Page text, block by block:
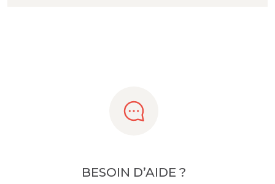
BESOIN D’AIDE ?